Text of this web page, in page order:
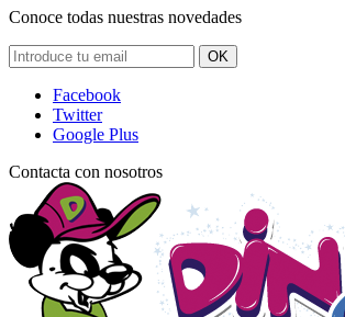
Conoce todas nuestras novedades
OK
Facebook
Twitter
Google Plus
Contacta con nosotros